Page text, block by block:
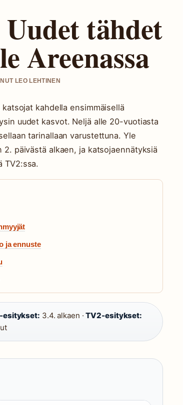
tähdet
Areenassa
LEO LEHTINEN
kahdella ensimmäisellä
uudet kasvot. Neljä alle 20-vuotiasta
tarinallaan varustettuna. Yle
päivästä alkaen, ja katsojaennätyksiä
TV2:ssa.
ja ennuste
esitykset: 3.4. alkaen ·TV2-esitykset: